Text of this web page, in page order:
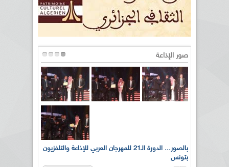
صور الإذاعة
بالصور... الدورة الـ21 للمهرجان العربي للإذاعة والتلفزيون
بتونس